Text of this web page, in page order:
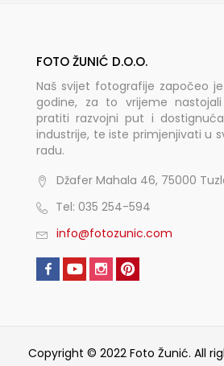
FOTO ŽUNIĆ D.O.O.
Naš svijet fotografije započeo je
godine, za to vrijeme
pratiti razvojni put i
industrije, te iste primjenjivati u
radu.
Džafer Mahala 46, 75000
Tel: 035 254-594
info@fotozunic.com
Copyright © 2022 Foto Žunić. All